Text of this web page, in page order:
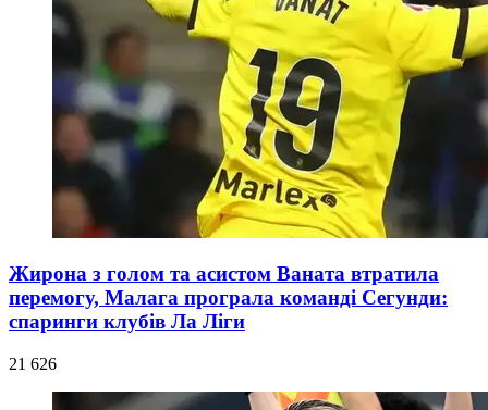
Жирона з голом та асистом Ваната втратила
перемогу, Малага програла команді Сегунди:
спаринги клубів Ла Ліги
21 626